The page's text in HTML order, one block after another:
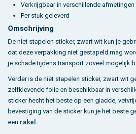
Verkrijgbaar in verschillende afmetingen
Per stuk geleverd
Omschrijving
De niet stapelen sticker, zwart wit kun je
dat deze verpakking niet gestapeld mag
je schade tijdens transport zoveel mogelijk
Verder is de niet stapelen sticker, zwart wit
zelfklevende folie en beschikbaar in
sticker hecht het beste op een gladde,
bevestiging van de sticker kun je het beste
een rakel .